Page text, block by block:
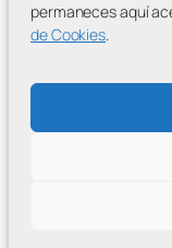
permaneces aquí
de Cookies.